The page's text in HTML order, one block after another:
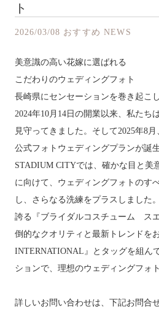
ト
2026/03/08 おすすめ NEWS
美意識の高い花嫁に選ばれる
こだわりのウェディングフォト
長崎県にセンセーションを巻き起こ
2024年10月14日の開業以来、私たち
見守ってきました。そして2025年8
公式フォトウェディングプランが誕
STADIUM CITYでは、確かな目と美
に向けて、ウェディングフォトのす
し、さらなる洗練をプラスしました
誇る『ブライダルコスチューム ス
倒的なクオリティと最新トレンドを
INTERNATIONAL』とタッグを組ん
ションで、理想のウェディングフォ
詳しいお問い合わせは、下記お問合